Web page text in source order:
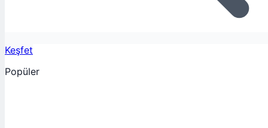
Keşfet
Popüler